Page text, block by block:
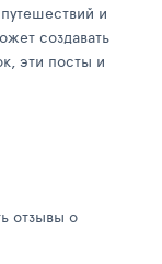
и
создавать
эти посты и
отзывы о